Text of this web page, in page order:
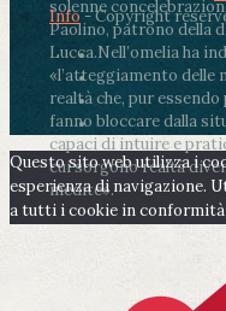
solenne
Paolino, patrono della
Lucca.Nell’omelia ha
«l’atteggiamento delle
realtà che, pur
fanno bloccare dalla
capaci di intuire e
cui sorgono realtà
inedite».
Info- Copyright
Questo sito web utilizza i
esperienza di navigazione.
a tutti i cookie in conformità